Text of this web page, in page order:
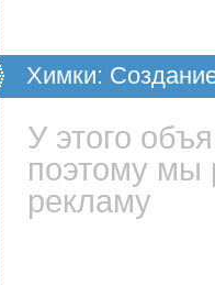
Химки:
помещений под
У этого
поэтому мы
рекламу